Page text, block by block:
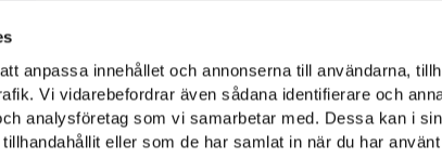
anpassa innehållet och annonserna till användarna,
Vi vidarebefordrar även sådana identifierare och
analysföretag som vi samarbetar med. Dessa kan i
eller som de har samlat in när du har